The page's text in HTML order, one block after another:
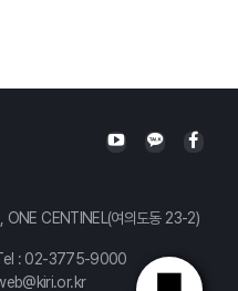
ONE CENTINEL(여의도동 23-2)
: 02-3775-9000